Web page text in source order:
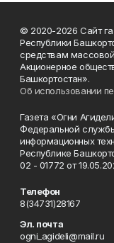
© 2020-2026 Сайт
Республики
средствам
Акционерное
Башкортостан».
Об использовании
Газета «Огни
Федеральной
информационных
Республике
02 - 01772 от
Телефон
8(34731)28167
Эл. почта
ogni_agideli@mail.ru